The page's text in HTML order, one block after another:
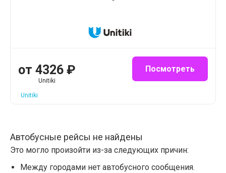
от 4326 ₽
Unitiki
Посмотреть
Unitiki
Автобусные рейсы не найдены
Это могло произойти из-за следующих причин:
Между городами нет автобусного сообщения.